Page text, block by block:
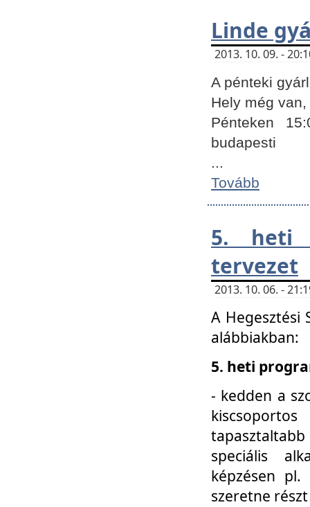
Linde
2013. 10. 09. -
A pénteki
Hely még
Pénteken
budapesti
...
Tovább
5. heti
tervezet
2013. 10. 06. -
A Hegesztési
alábbiakban:
5. heti
- kedden a
speciális
képzésen
szeretne